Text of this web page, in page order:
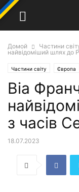
Домой Частини
найвідоміший шлях до
Частини світу Європа
Віа
з часів
18.07.2023